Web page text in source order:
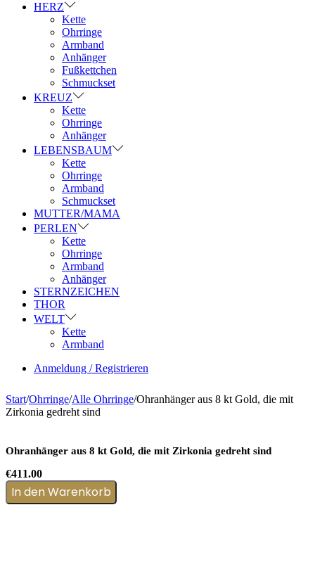
HERZ
Kette
Ohrringe
Armband
Anhänger
Fußkettchen
Schmuckset
KREUZ
Kette
Ohrringe
Anhänger
LEBENSBAUM
Kette
Ohrringe
Armband
Schmuckset
MUTTER/MAMA
PERLEN
Kette
Ohrringe
Armband
Anhänger
STERNZEICHEN
THOR
WELT
Kette
Armband
Anmeldung / Registrieren
Start/Ohrringe/Alle Ohrringe/Ohranhänger aus 8 kt Gold, die mit
Zirkonia gedreht sind
Ohranhänger aus 8 kt Gold, die mit Zirkonia gedreht sind
€411.00
In den Warenkorb